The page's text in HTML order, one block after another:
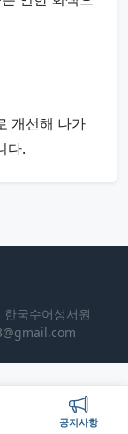
공지사항
개선해 나가
다.
국수어성서원